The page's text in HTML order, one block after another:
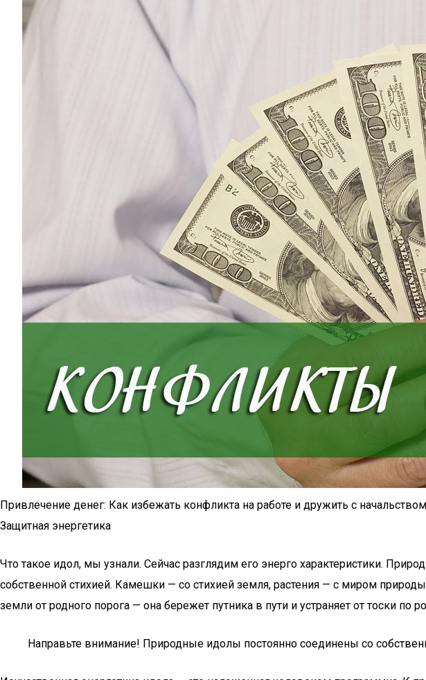
Привлечение денег: Как избежать конфликта на работе и дружить с начальством
Защитная энергетика
Что такое идол, мы узнали. Сейчас разглядим его энерго характеристики.
собственной стихией. Камешки — со стихией земля, растения — с миром
земли от родного порога — она бережет путника в пути и устраняет от тоски по
Направьте внимание! Природные идолы постоянно соединены со